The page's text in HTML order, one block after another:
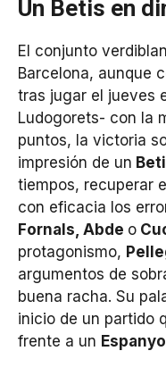
Un Betis en
El conjunto
Barcelona, aunque
tras jugar el jueves
Ludogorets- con la
puntos, la victoria
impresión de un
tiempos, recuperar
con eficacia los
Fornals, Abde o
protagonismo,
argumentos de
buena racha. Su
inicio de un partido
frente a un